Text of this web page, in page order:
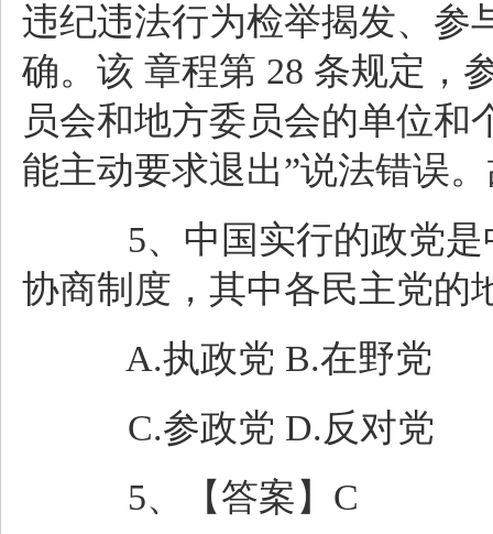
违纪违法行为检举揭发、参
确。该 章程第 28 条规定，
员会和地方委员会的单位和
能主动要求退出”说法错误
5、中国实行的政党是
协商制度，其中各民主党的
A.执政党 B.在野党
C.参政党 D.反对党
5、【答案】C